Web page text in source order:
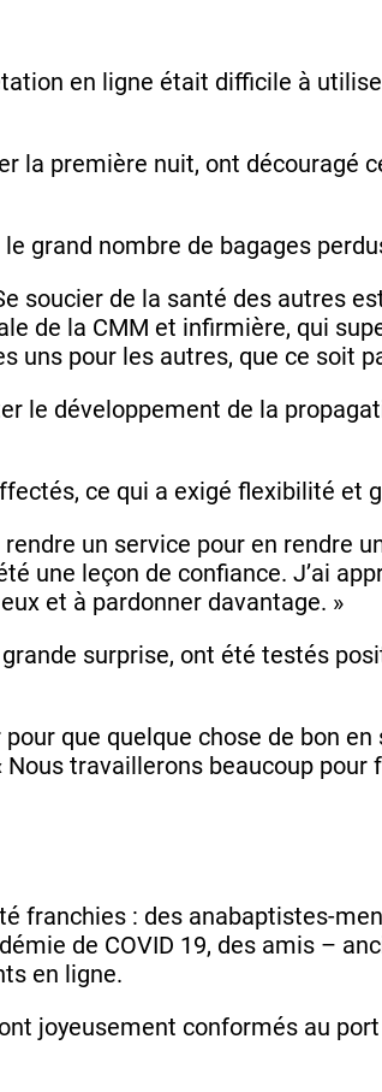
en ligne était difficile à
la première nuit, ont découragé
grand nombre de bagages
soucier de la santé des autres
de la CMM et infirmière, qui
pour les autres, que ce soit
le développement de la
ce qui a exigé flexibilité
un service pour en rendre
une leçon de confiance. J’ai
et à pardonner davantage. »
surprise, ont été testés
que quelque chose de bon
travaillerons beaucoup
franchies : des anabaptistes-
de COVID 19, des amis –
en ligne.
joyeusement conformés au